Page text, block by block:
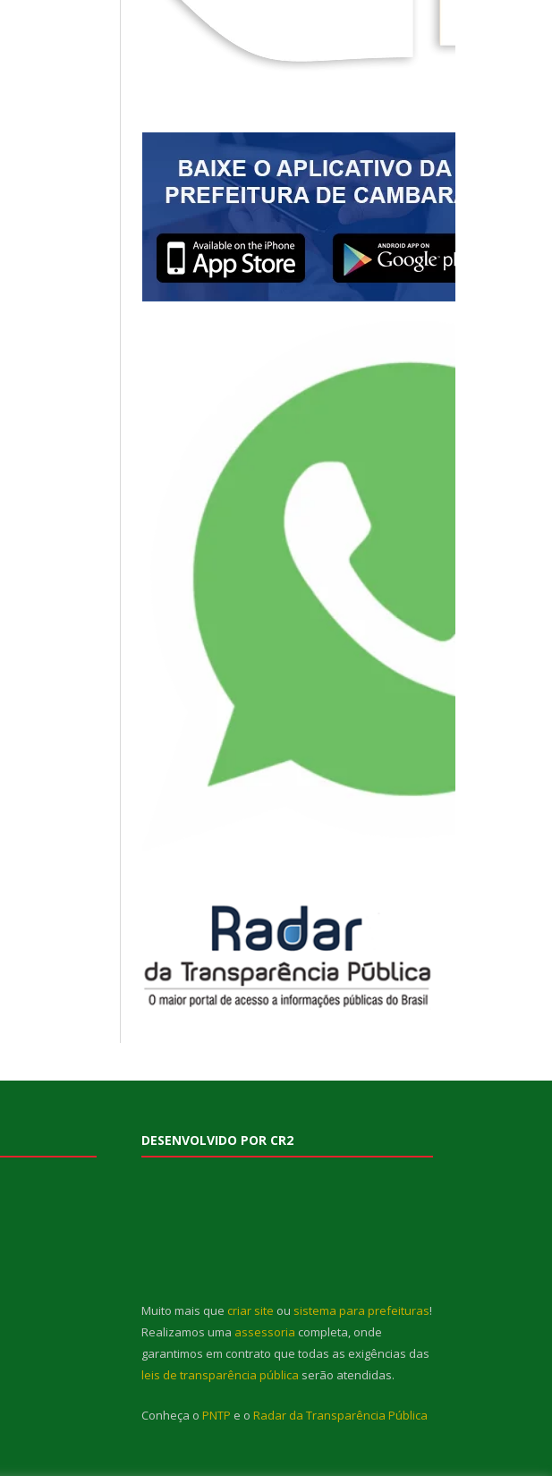
DESENVOLVIDO POR CR2
Muito mais que criar site ou sistema para prefeituras!
Realizamos uma assessoria completa, onde
garantimos em contrato que todas as exigências das
leis de transparência pública serão atendidas.
Conheça o PNTP e o Radar da Transparência Pública